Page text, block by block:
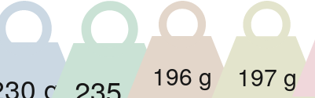
g 196 g 197 g